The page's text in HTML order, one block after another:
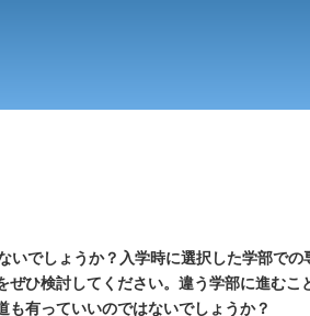
でしょうか？入学時に選択した学部で
ひ検討してください。違う学部に進むこ
も有っていいのではないでしょうか？